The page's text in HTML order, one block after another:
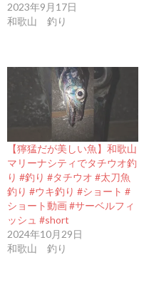
2023年9月17日
和歌山 釣り
【獰猛だが美しい魚】和歌山
マリーナシティでタチウオ釣
り #釣り #タチウオ #太刀魚
釣り #ウキ釣り #ショート #
ショート動画 #サーベルフィ
ッシュ #short
2024年10月29日
和歌山 釣り